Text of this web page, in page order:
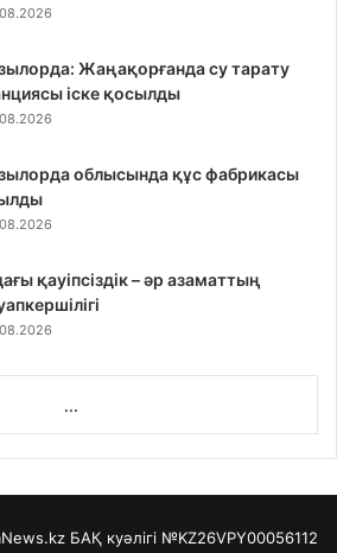
Жаңақорғанда су тарату
іске қосылды
облысында құс фабрикасы
қауіпсіздік – әр азаматтың
...
БАҚ куәлігі №KZ26VPY00056112